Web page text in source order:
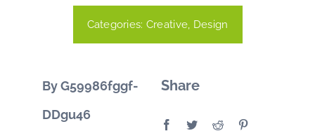
Categories: Creative, Design
By G59986fggf-
DDgu46
Share